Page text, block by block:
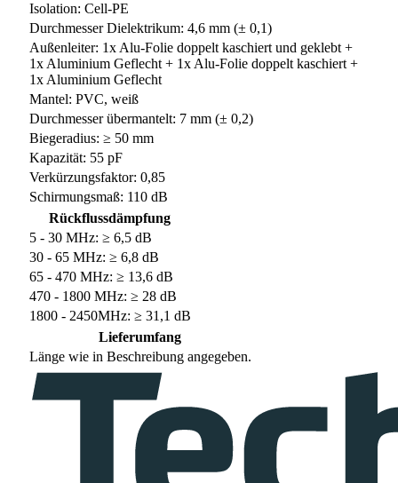
Isolation: Cell-PE
Durchmesser Dielektrikum: 4,6 mm (± 0,1)
Außenleiter: 1x Alu-Folie doppelt kaschiert und geklebt +
1x Aluminium Geflecht + 1x Alu-Folie doppelt kaschiert +
1x Aluminium Geflecht
Mantel: PVC, weiß
Durchmesser übermantelt: 7 mm (± 0,2)
Biegeradius: ≥ 50 mm
Kapazität: 55 pF
Verkürzungsfaktor: 0,85
Schirmungsmaß: 110 dB
Rückflussdämpfung
5 - 30 MHz: ≥ 6,5 dB
30 - 65 MHz: ≥ 6,8 dB
65 - 470 MHz: ≥ 13,6 dB
470 - 1800 MHz: ≥ 28 dB
1800 - 2450MHz: ≥ 31,1 dB
Lieferumfang
Länge wie in Beschreibung angegeben.